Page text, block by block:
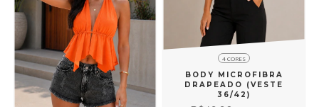
4 CORES
BODY MICROFIBRA
DRAPEADO (VESTE
36/42)